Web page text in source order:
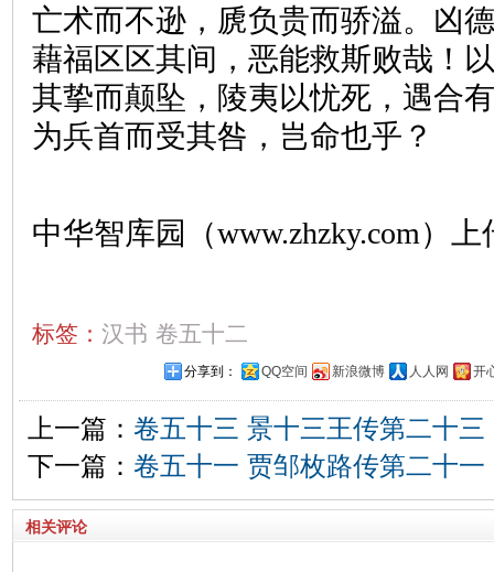
亡术而不逊，虒负贵而骄溢。凶
藉福区区其间，恶能救斯败哉！
其挚而颠坠，陵夷以忧死，遇合
为兵首而受其咎，岂命也乎？
中华智库园（www.zhzky.com）上
标签： 汉书 卷五十二
分享到： QQ空间 新浪微博 人人网 开
上一篇： 卷五十三 景十三王传第二十三
下一篇： 卷五十一 贾邹枚路传第二十一
相关评论